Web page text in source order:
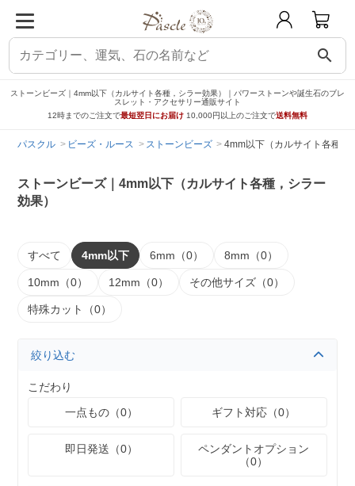
search
ストーンビーズ｜4mm以下（カルサイト各種，シラー効果）｜パワーストーンや誕生石のブレ
スレット・アクセサリー通販サイト
12時までのご注文で最短翌日にお届け 10,000円以上のご注文で送料無料
パスクル ビーズ・ルース ストーンビーズ 4mm以下（カルサイト各種，
ストーンビーズ｜4mm以下（カルサイト各種，シラー
効果）
すべて 4mm以下 6mm（0） 8mm（0）
10mm（0） 12mm（0） その他サイズ（0）
特殊カット（0）
絞り込む
こだわり
一点もの（0）
ギフト対応（0）
即日発送（0）
ペンダントオプション
（0）